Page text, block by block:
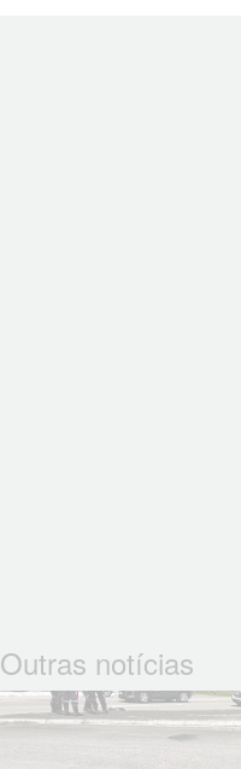
Outras notícias